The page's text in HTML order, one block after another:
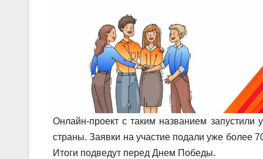
Онлайн-проект с таким названием запустили
страны. Заявки на участие подали уже более
Итоги подведут перед Днем Победы.